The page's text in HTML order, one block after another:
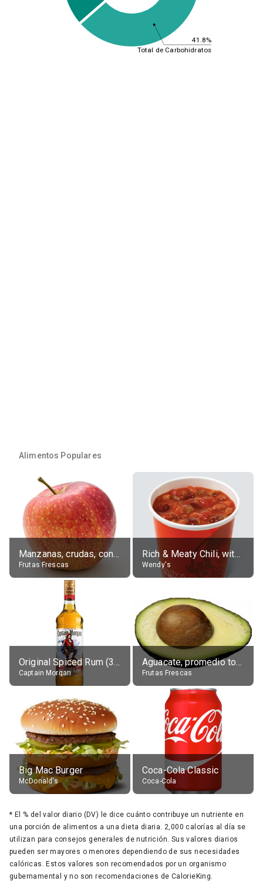
41.8%
Total de Carbohidratos
Alimentos Populares
Manzanas, crudas, con piel
Frutas Frescas
Rich & Meaty Chili, without toppings, large
Wendy's
Original Spiced Rum (35% alc.)
Captain Morgan
Aguacate, promedio todos variedades, crudo
Frutas Frescas
Big Mac Burger
McDonald's
Coca-Cola Classic
Coca-Cola
* El % del valor diario (DV) le dice cuánto contribuye un nutriente en
una porción de alimentos a una dieta diaria. 2,000 calorías al día se
utilizan para consejos generales de nutrición. Sus valores diarios
pueden ser mayores o menores dependiendo de sus necesidades
calóricas. Estos valores son recomendados por un organismo
gubernamental y no son recomendaciones de CalorieKing.